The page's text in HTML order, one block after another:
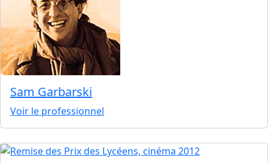
Sam Garbarski
Voir le professionnel